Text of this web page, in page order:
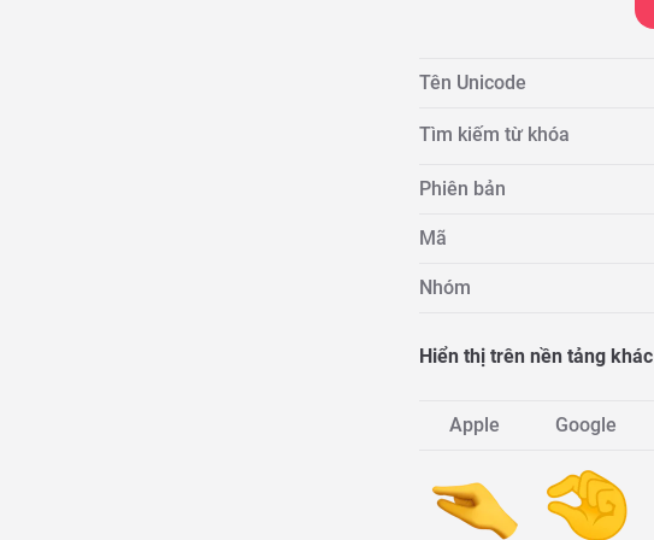
Tên Unicode
Tìm kiếm từ khóa
Phiên bản
Mã
Nhóm
Hiển thị trên nền tảng khác
Apple Google